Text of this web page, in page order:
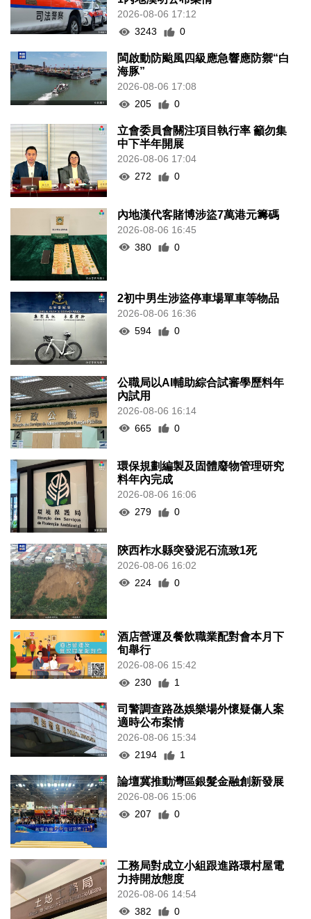
2026-08-06 17:12
3243
0
閩啟動防颱風四級應急響應防禦“白
海豚”
2026-08-06 17:08
205
0
立會委員會關注項目執行率 籲勿集
中下半年開展
2026-08-06 17:04
272
0
內地漢代客賭博涉盜7萬港元籌碼
2026-08-06 16:45
380
0
2初中男生涉盜停車場單車等物品
2026-08-06 16:36
594
0
公職局以AI輔助綜合試審學歷料年
內試用
2026-08-06 16:14
665
0
環保規劃編製及固體廢物管理研究
料年內完成
2026-08-06 16:06
279
0
陝西柞水縣突發泥石流致1死
2026-08-06 16:02
224
0
酒店營運及餐飲職業配對會本月下
旬舉行
2026-08-06 15:42
230
1
司警調查路氹娛樂場外懷疑傷人案
適時公布案情
2026-08-06 15:34
2194
1
論壇冀推動灣區銀髮金融創新發展
2026-08-06 15:06
207
0
工務局對成立小組跟進路環村屋電
力持開放態度
2026-08-06 14:54
382
0